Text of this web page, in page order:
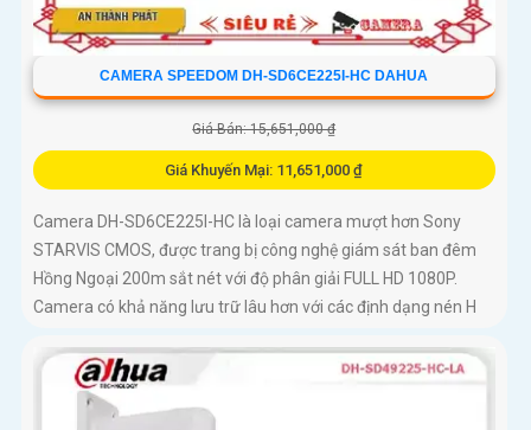
CAMERA SPEEDOM DH-SD6CE225I-HC DAHUA
Giá Bán: 15,651,000 ₫
Giá Khuyến Mại: 11,651,000 ₫
Camera DH-SD6CE225I-HC là loại camera mượt hơn Sony
STARVIS CMOS, được trang bị công nghệ giám sát ban đêm
Hồng Ngoại 200m sắt nét với độ phân giải FULL HD 1080P.
Camera có khả năng lưu trữ lâu hơn với các định dạng nén H